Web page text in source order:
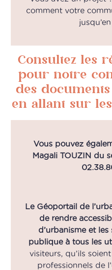
comment votre
Consultez les
pour notre
des
en allant sur
Vous pouvez
Magali TOUZIN du
Le Géoportail de
de rendre
d’urbanisme et
publique à tous les
visiteurs, qu’ils
professionnels de